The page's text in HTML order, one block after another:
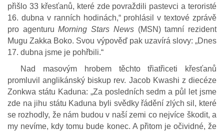
přišlo 33 křesťanů, které zde povraždili pastevci a teroristé
16. dubna v ranních hodinách,“ prohlásil v textové zprávě
pro agenturuMorning Stars News(MSN) tamní rezident
Mugu Zakka Boko. Svou výpověď pak uzavírá slovy: „Dnes
17. dubna jsme je pohřbili.“
Nad masovým hrobem těchto třiatřiceti křesťanů
promluvil anglikánský biskup rev. Jacob Kwashi z diecéze
Zonkwa státu Kaduna: „Za posledních sedm a půl let jsme
zde na jihu státu Kaduna byli svědky řádění zlých sil, které
se rozhodly, že nám budou v naší zemi co nejvíce škodit, a
my nevíme, kdy tomu bude konec. A přitom je očividné, že